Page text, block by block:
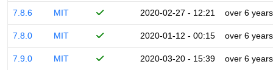
7.8.6 MIT 2020-02-27 - 12:21 over 6 years
7.8.0 MIT 2020-01-12 - 00:15 over 6 years
7.9.0 MIT 2020-03-20 - 15:39 over 6 years